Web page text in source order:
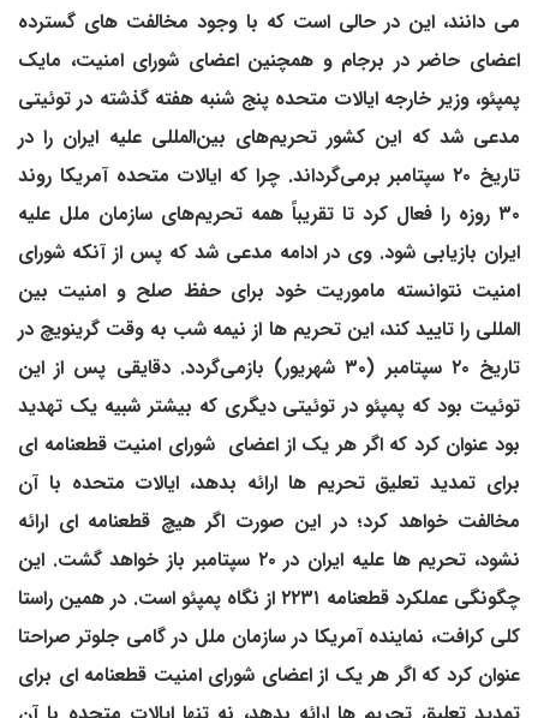
می دانند، این در حالی است که با وجود مخالفت های گسترده
اعضای حاضر در برجام و همچنین اعضای شورای امنیت، مایک
پمپئو، وزیر خارجه ایالات متحده پنج شنبه هفته گذشته در توئیتی
مدعی شد که این کشور تحریم‌های بین‌المللی علیه ایران را در
تاریخ ۲۰ سپتامبر برمی‌گرداند. چرا که ایالات متحده آمریکا روند
۳۰ روزه را فعال کرد تا تقریباً همه تحریم‌های سازمان ملل علیه
ایران بازیابی شود. وی در ادامه مدعی شد که پس از آنکه شورای
امنیت نتوانسته ماموریت خود برای حفظ صلح و امنیت بین
المللی را تایید کند، این تحریم ها از نیمه شب به وقت گرینویچ در
تاریخ ۲۰ سپتامبر (۳۰ شهریور) بازمی‌گردد. دقایقی پس از این
توئیت بود که پمپئو در توئیتی دیگری که بیشتر شبیه یک تهدید
بود عنوان کرد که اگر هر یک از اعضای شورای امنیت قطعنامه ای
برای تمدید تعلیق تحریم ها ارائه بدهد، ایالات متحده با آن
مخالفت خواهد کرد؛ در این صورت اگر هیچ قطعنامه ای ارائه
نشود، تحریم ها علیه ایران در ۲۰ سپتامبر باز خواهد گشت. این
چگونگی عملکرد قطعنامه ۲۲۳۱ از نگاه پمپئو است. در همین راستا
کلی کرافت، نماینده آمریکا در سازمان ملل در گامی جلوتر صراحتا
عنوان کرد که اگر هر یک از اعضای شورای امنیت قطعنامه ای برای